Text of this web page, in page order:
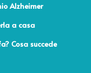
Alzheimer
a casa
Cosa succede